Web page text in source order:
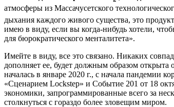
атмосферы из Массачусетского
дыхания каждого живого существа, это
имею в виду, если вы когда-нибудь хотели,
для бюрократического менталитета».
Имейте в виду, все это связано. Никаких
дополняет ее, будет должным образом
началась в январе 2020 г., с начала пандемии
«Сценарием Lockstep» и Событие 201 от 18
экономики, запрограммированные всего за
столкнуться с гораздо более зловещим миром.